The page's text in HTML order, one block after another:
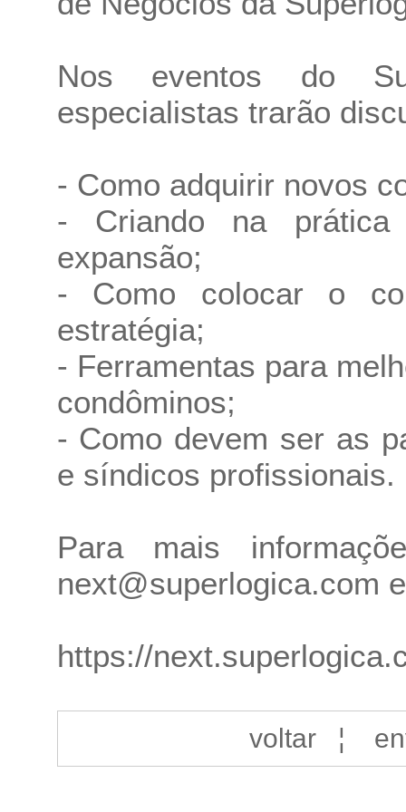
Nos eventos do
especialistas trarão
- Como adquirir novos
- Criando na
expansão;
- Como colocar o
estratégia;
- Ferramentas para
condôminos;
- Como devem ser as
e síndicos profissionais.
Para mais
next@superlogica.com
https://
voltar¦